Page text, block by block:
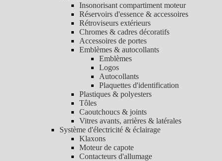
Insonorisant compartiment moteur
Réservoirs d'essence & accessoires
Rétroviseurs extérieurs
Chromes & cadres décoratifs
Accessoires de portes
Emblèmes & autocollants
Emblèmes
Logos
Autocollants
Plaquettes d'identification
Plastiques & polyesters
Tôles
Caoutchoucs & joints
Vitres avants, arrières & latérales
Système d'électricité & éclairage
Klaxons
Moteur de capote
Contacteurs d'allumage